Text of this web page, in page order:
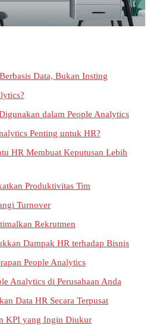
Data, Bukan Insting
dalam People Analytics
Penting untuk HR?
HR Membuat Keputusan Lebih
Produktivitas Tim
Turnover
Rekrutmen
Dampak HR terhadap Bisnis
People Analytics
Analytics di Perusahaan Anda
Data HR Secara Terpusat
KPI yang Ingin Diukur